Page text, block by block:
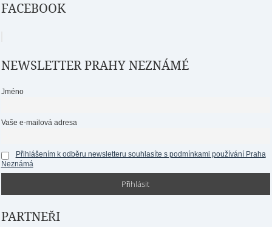
FACEBOOK
NEWSLETTER PRAHY NEZNÁMÉ
Jméno
Vaše e-mailová adresa
Přihlášením k odběru newsletteru souhlasíte s podmínkami používání Praha
Neznámá
PARTNEŘI